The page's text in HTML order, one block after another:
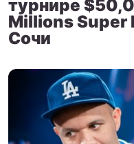
турнире
Millions Super
Сочи